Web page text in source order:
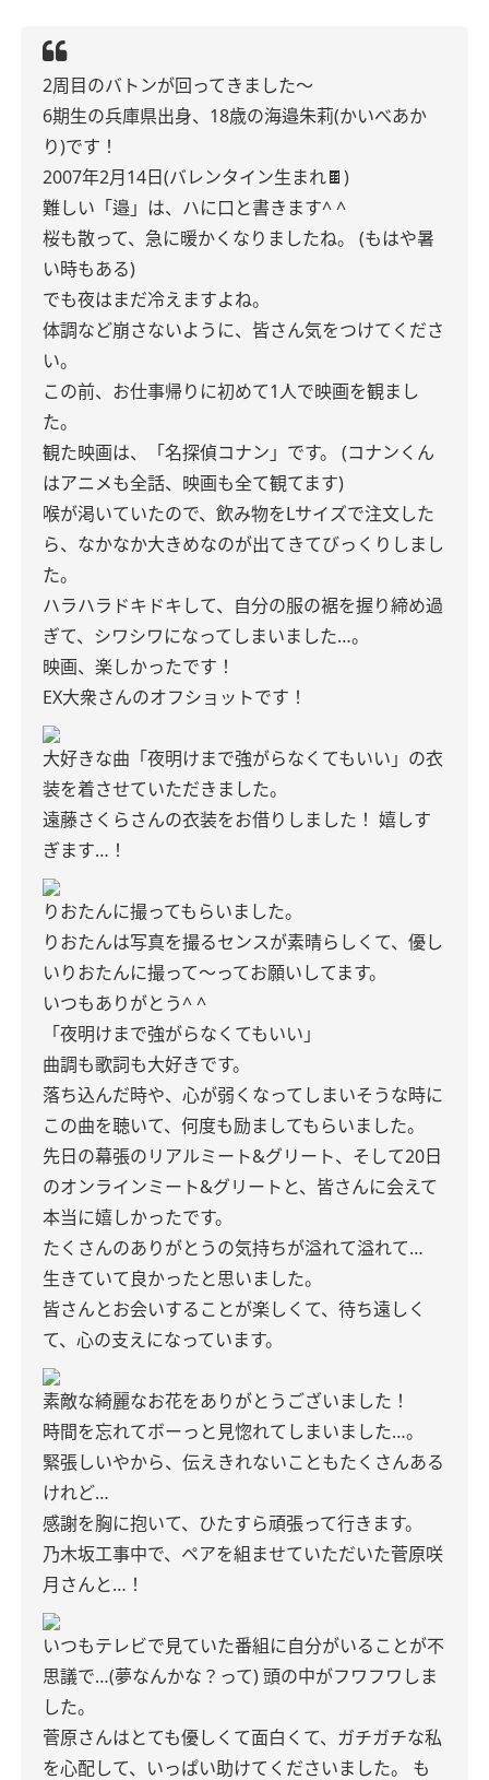
2周目のバトンが回ってきました〜
6期生の兵庫県出身、18歳の海邉朱莉(かいべあか
り)です！
2007年2月14日(バレンタイン生まれ🍫)
難しい「邉」は、ハに口と書きます^ ^
桜も散って、急に暖かくなりましたね。
(もはや暑
い時もある)
でも夜はまだ冷えますよね。
体調など崩さないように、皆さん気をつけてくださ
い。
この前、お仕事帰りに初めて1人で映画を観まし
た。
観た映画は、「名探偵コナン」です。
(コナンくん
はアニメも全話、映画も全て観てます)
喉が渇いていたので、飲み物をLサイズで注文した
ら、なかなか大きめなのが出てきてびっくりしまし
た。
ハラハラドキドキして、自分の服の裾を握り締め過
ぎて、シワシワになってしまいました…。
映画、楽しかったです！
EX大衆さんのオフショットです！
大好きな曲「夜明けまで強がらなくてもいい」の衣
装を着させていただきました。
遠藤さくらさんの衣装をお借りしました！ 嬉しす
ぎます…！
りおたんに撮ってもらいました。
りおたんは写真を撮るセンスが素晴らしくて、優し
いりおたんに撮って〜ってお願いしてます。
いつもありがとう^ ^
「夜明けまで強がらなくてもいい」
曲調も歌詞も大好きです。
落ち込んだ時や、心が弱くなってしまいそうな時に
この曲を聴いて、何度も励ましてもらいました。
先日の幕張のリアルミート&グリート、そして20日
のオンラインミート&グリートと、皆さんに会えて
本当に嬉しかったです。
たくさんのありがとうの気持ちが溢れて溢れて…
生きていて良かったと思いました。
皆さんとお会いすることが楽しくて、待ち遠しく
て、心の支えになっています。
素敵な綺麗なお花をありがとうございました！
時間を忘れてボーっと見惚れてしまいました…。
緊張しいやから、伝えきれないこともたくさんある
けれど…
感謝を胸に抱いて、ひたすら頑張って行きます。
乃木坂工事中で、ペアを組ませていただいた菅原咲
月さんと…！
いつもテレビで見ていた番組に自分がいることが不
思議で…(夢なんかな？って)頭の中がフワフワしま
した。
菅原さんはとても優しくて面白くて、ガチガチな私
を心配して、いっぱい助けてくださいました。
も